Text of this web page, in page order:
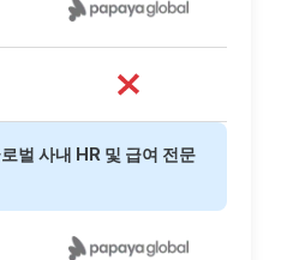
벌 사내 HR 및 급여 전문